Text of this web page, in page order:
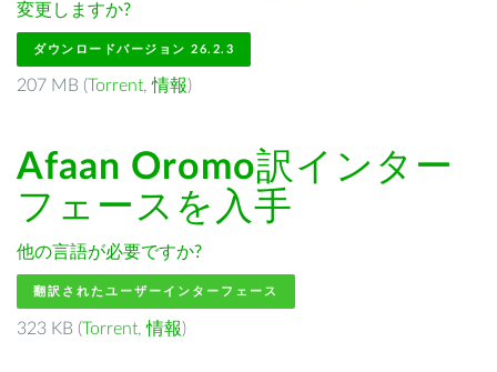
変更しますか?
ダウンロードバージョン 26.2.3
207 MB (Torrent,情報)
Afaan Oromo訳インター
フェースを入手
他の言語が必要ですか?
翻訳されたユーザーインターフェース
323 KB (Torrent,情報)